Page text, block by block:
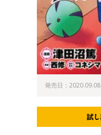
発売日：2020.09.08